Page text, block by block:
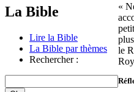
La Bible
Lire la Bible
La Bible par thèmes
Rechercher :
«
le